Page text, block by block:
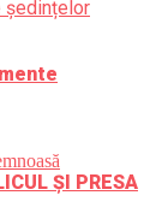
ședințelor
ȘI PRESA